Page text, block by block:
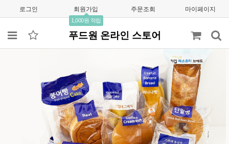
로그인 회원가입
1,000원 적립
주문조회 마이페이지
푸드원 온라인 스토어